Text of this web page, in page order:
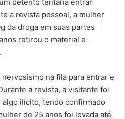
a revista pessoal, a mulher
da droga em suas partes
retirou o material e
na fila para entrar e
a revista, a visitante foi
ilícito, tendo confirmado
de 25 anos foi levada até